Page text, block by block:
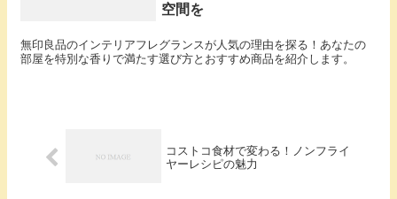
空間を
無印良品のインテリアフレグランスが人気の理由を探る！あなたの
部屋を特別な香りで満たす選び方とおすすめ商品を紹介します。
コストコ食材で変わる！ノンフライ
ヤーレシピの魅力